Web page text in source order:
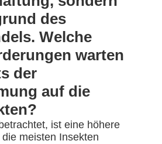
des
Welche
warten
der
auf die
ist eine höhere
meisten Insekten